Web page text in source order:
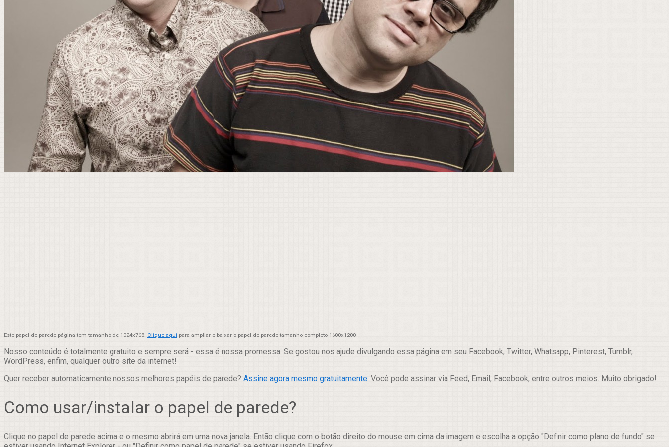
Este papel de parede página tem tamanho de 1024x768. Clique aqui para ampliar e baixar o papel de parede tamanho completo 1600x1200
Nosso conteúdo é totalmente gratuito e sempre será - essa é nossa promessa. Se gostou nos ajude divulgando essa página em seu Facebook, Twitter, Whatsapp, Pinterest, Tumblr,
WordPress, enfim, qualquer outro site da internet!
Quer receber automaticamente nossos melhores papéis de parede? Assine agora mesmo gratuitamente. Você pode assinar via Feed, Email, Facebook, entre outros meios. Muito obrigado!
Como usar/instalar o papel de parede?
Clique no papel de parede acima e o mesmo abrirá em uma nova janela. Então clique com o botão direito do mouse em cima da imagem e escolha a opção "Definir como plano de fundo" se